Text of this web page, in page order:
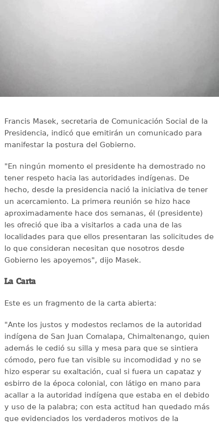
Francis Masek, secretaria de Comunicación Social de la
Presidencia, indicó que emitirán un comunicado para
manifestar la postura del Gobierno.
"En ningún momento el presidente ha demostrado no
tener respeto hacia las autoridades indígenas. De
hecho, desde la presidencia nació la iniciativa de tener
un acercamiento. La primera reunión se hizo hace
aproximadamente hace dos semanas, él (presidente)
les ofreció que iba a visitarlos a cada una de las
localidades para que ellos presentaran las solicitudes de
lo que consideran necesitan que nosotros desde
Gobierno les apoyemos", dijo Masek.
La Carta
Este es un fragmento de la carta abierta:
"Ante los justos y modestos reclamos de la autoridad
indígena de San Juan Comalapa, Chimaltenango, quien
además le cedió su silla y mesa para que se sintiera
cómodo, pero fue tan visible su incomodidad y no se
hizo esperar su exaltación, cual si fuera un capataz y
esbirro de la época colonial, con látigo en mano para
acallar a la autoridad indígena que estaba en el debido
y uso de la palabra; con esta actitud han quedado más
que evidenciados los verdaderos motivos de la